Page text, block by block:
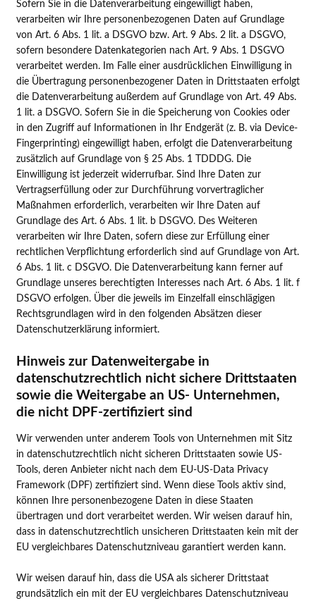
Sofern Sie in die Datenverarbeitung eingewilligt haben,
verarbeiten wir Ihre personenbezogenen Daten auf Grundlage
von Art. 6 Abs. 1 lit. a DSGVO bzw. Art. 9 Abs. 2 lit. a DSGVO,
sofern besondere Datenkategorien nach Art. 9 Abs. 1 DSGVO
verarbeitet werden. Im Falle einer ausdrücklichen Einwilligung in
die Übertragung personenbezogener Daten in Drittstaaten erfolgt
die Datenverarbeitung außerdem auf Grundlage von Art. 49 Abs.
1 lit. a DSGVO. Sofern Sie in die Speicherung von Cookies oder
in den Zugriff auf Informationen in Ihr Endgerät (z. B. via Device-
Fingerprinting) eingewilligt haben, erfolgt die Datenverarbeitung
zusätzlich auf Grundlage von § 25 Abs. 1 TDDDG. Die
Einwilligung ist jederzeit widerrufbar. Sind Ihre Daten zur
Vertragserfüllung oder zur Durchführung vorvertraglicher
Maßnahmen erforderlich, verarbeiten wir Ihre Daten auf
Grundlage des Art. 6 Abs. 1 lit. b DSGVO. Des Weiteren
verarbeiten wir Ihre Daten, sofern diese zur Erfüllung einer
rechtlichen Verpflichtung erforderlich sind auf Grundlage von Art.
6 Abs. 1 lit. c DSGVO. Die Datenverarbeitung kann ferner auf
Grundlage unseres berechtigten Interesses nach Art. 6 Abs. 1 lit. f
DSGVO erfolgen. Über die jeweils im Einzelfall einschlägigen
Rechtsgrundlagen wird in den folgenden Absätzen dieser
Datenschutzerklärung informiert.
Hinweis zur Datenweitergabe in
datenschutzrechtlich nicht sichere Drittstaaten
sowie die Weitergabe an US- Unternehmen,
die nicht DPF-zertifiziert sind
Wir verwenden unter anderem Tools von Unternehmen mit Sitz
in datenschutzrechtlich nicht sicheren Drittstaaten sowie US-
Tools, deren Anbieter nicht nach dem EU-US-Data Privacy
Framework (DPF) zertifiziert sind. Wenn diese Tools aktiv sind,
können Ihre personenbezogene Daten in diese Staaten
übertragen und dort verarbeitet werden. Wir weisen darauf hin,
dass in datenschutzrechtlich unsicheren Drittstaaten kein mit der
EU vergleichbares Datenschutzniveau garantiert werden kann.
Wir weisen darauf hin, dass die USA als sicherer Drittstaat
grundsätzlich ein mit der EU vergleichbares Datenschutzniveau